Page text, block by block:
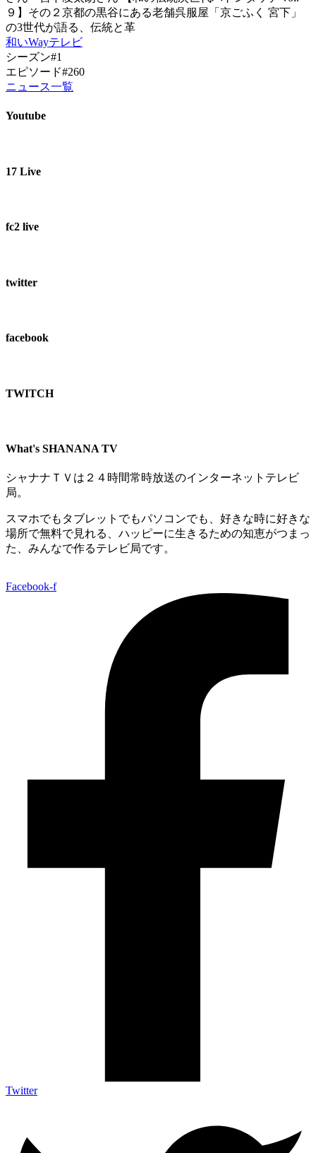
９】その２京都の黒谷にある老舗呉服屋「京ごふく 宮下」
の3世代が語る、伝統と革
和いWayテレビ
シーズン#1
エピソード#260
ニュース一覧
Youtube
17 Live
fc2 live
twitter
facebook
TWITCH​
What's SHANANA TV
シャナナＴＶは２４時間常時放送のインターネットテレビ
局。
スマホでもタブレットでもパソコンでも、好きな時に好きな
場所で無料で見れる、 ハッピーに生きるための知恵がつまっ
た、みんなで作るテレビ局です。
Facebook-f
Twitter